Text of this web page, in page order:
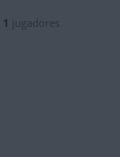
1 jugadores